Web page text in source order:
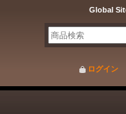
Global
ログイン